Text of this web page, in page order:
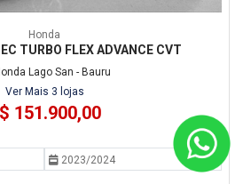
Honda
TURBO FLEX ADVANCE CVT
Lago San - Bauru
Ver Mais 3 lojas
151.900,00
2023/2024